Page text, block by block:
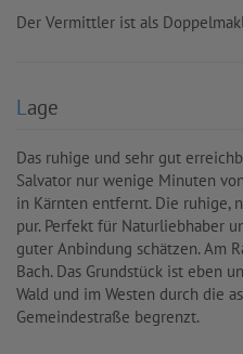
Der Vermittler ist als
Lage
Das ruhige und sehr gut
Salvator nur wenige Minuten
in Kärnten entfernt. Die ruhige,
pur. Perfekt für Naturliebhaber
guter Anbindung schätzen. Am
Bach. Das Grundstück ist eben
Wald und im Westen durch die
Gemeindestraße begrenzt.